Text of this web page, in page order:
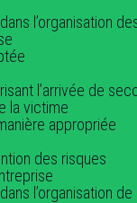
l’organisation
l’arrivée de
la victime
appropriée
des risques
l’organisation de